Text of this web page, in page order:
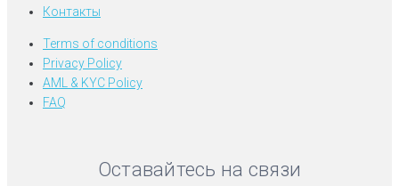
Контакты
Terms of conditions
Privacy Policy
AML & KYC Policy
FAQ
Оставайтесь на связи